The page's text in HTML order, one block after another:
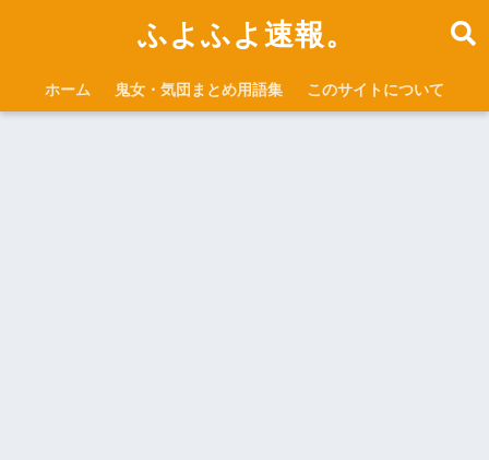
ふよふよ速報。
ホーム 鬼女・気団まとめ用語集 このサイトについて